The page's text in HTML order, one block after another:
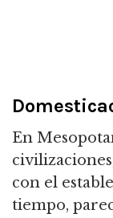
En
con el
tiempo,